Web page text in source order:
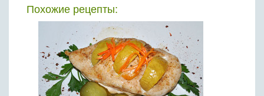
Похожие рецепты: